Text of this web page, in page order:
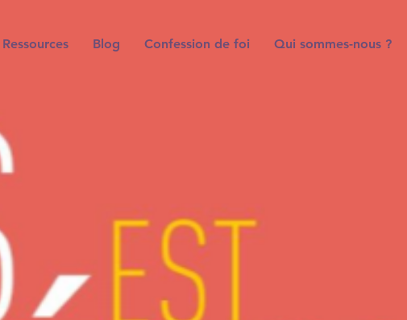
Ressources Blog Confession de foi Qui sommes-nous ?